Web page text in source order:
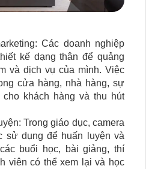
Các doanh nghiệp
kế dạng thân để quảng
và dịch vụ của mình. Việc
cửa hàng, nhà hàng, sự
khách hàng và thu hút
Trong giáo dục, camera
sử dụng để huấn luyện và
buổi học, bài giảng, thí
viên có thể xem lại và học